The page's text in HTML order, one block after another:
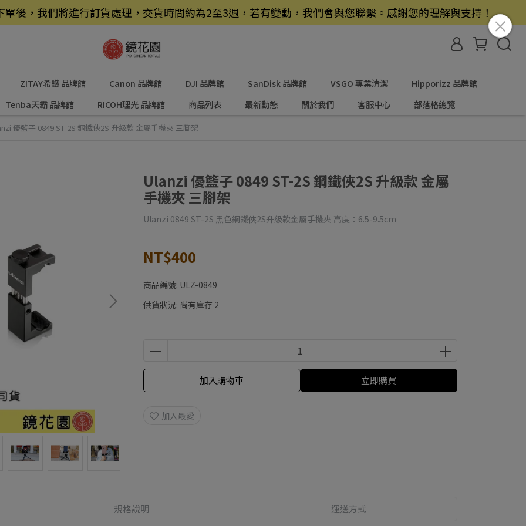
後，我們將進行訂貨處理，交貨時間約為2至3週，若有變動，我們會與您聯繫。感謝您的理解與支持！
ZITAY希鐵 品牌館 Canon 品牌館 DJI 品牌館 SanDisk 品牌館 VSGO 專業清潔
Hipporizz 品牌館
Tenba天霸 品牌館
RICOH理光 品牌館 商品列表 最新動態 關於我們 客服中心 部落格總覽
優籃子 0849 ST-2S 鋼鐵俠2S 升級款 金屬手機夾 三腳架
Ulanzi 優籃子 0849 ST-2S 鋼鐵俠2S 升級款 金屬
手機夾 三腳架
Ulanzi 0849 ST-2S 黑色鋼鐵俠2S升級款金屬手機夾 高度：6.5-9.5cm
NT$400
商品編號: ULZ-0849
供貨狀況: 尚有庫存 2
加入購物車 立即購買
加入最愛
規格說明 運送方式